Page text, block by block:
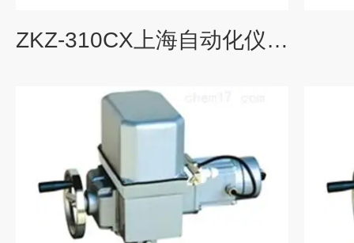
ZKZ-310CX上海自动化仪表十一厂直行程电动执行机构